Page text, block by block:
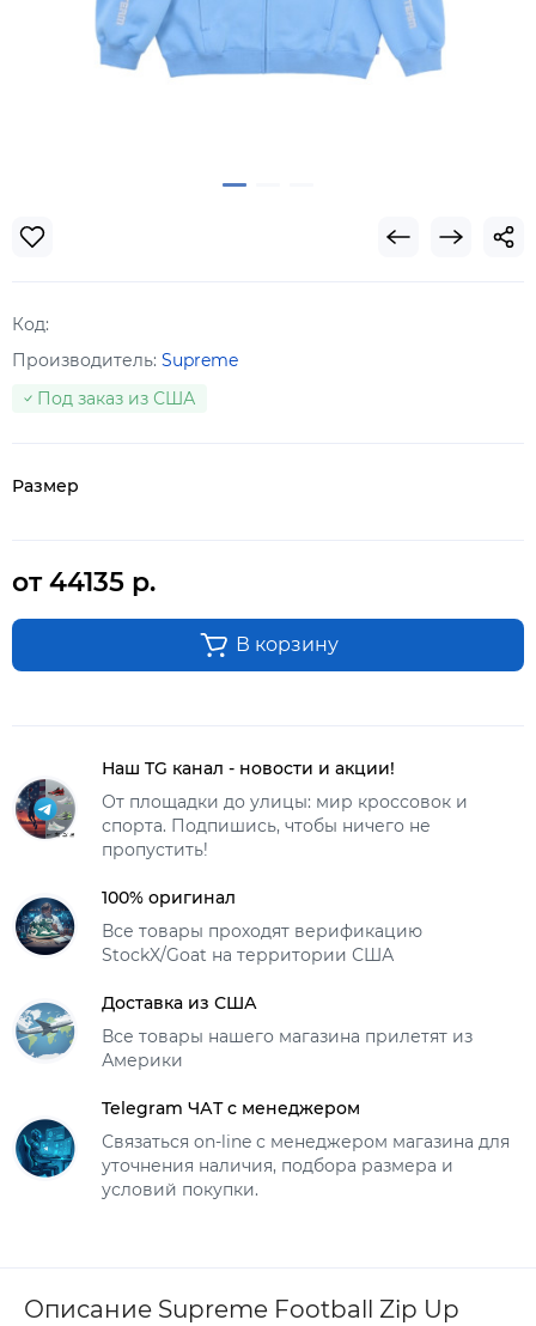
Код:
Производитель: Supreme
Под заказ из США
Размер
от 44135 р.
В корзину
Наш TG канал - новости и акции!
От площадки до улицы: мир кроссовок и
спорта. Подпишись, чтобы ничего не
пропустить!
100% оригинал
Все товары проходят верификацию
StockX/Goat на территории США
Доставка из США
Все товары нашего магазина прилетят из
Америки
Telegram ЧАТ с менеджером
Связаться on-line с менеджером магазина для
уточнения наличия, подбора размера и
условий покупки.
Описание Supreme Football Zip Up